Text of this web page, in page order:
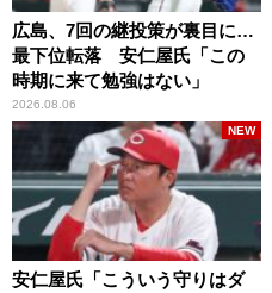
広島、7回の継投策が裏目に…
最下位転落 安仁屋氏「この
時期に来て勉強はない」
2026.08.06
安仁屋氏「こういう守りはダ
NEW